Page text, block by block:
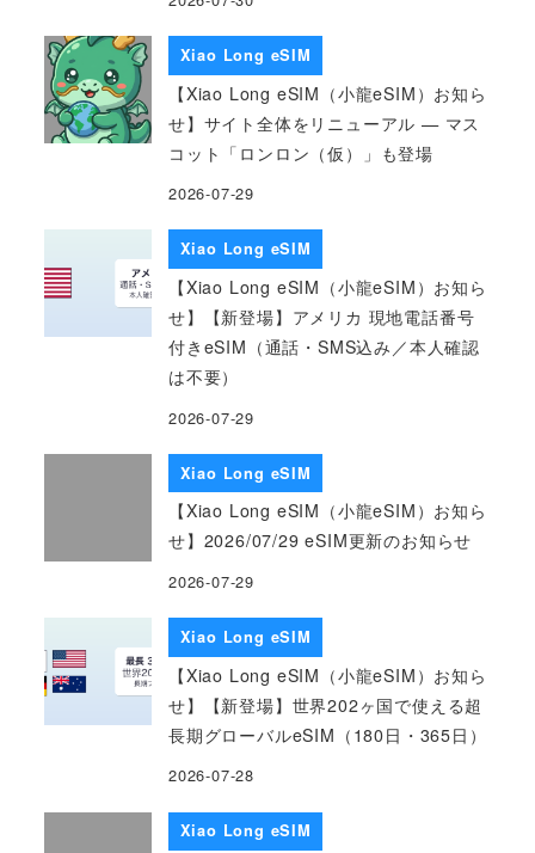
Xiao Long eSIM
【Xiao Long eSIM（小龍eSIM）お知ら
せ】サイト全体をリニューアル — マス
コット「ロンロン（仮）」も登場
2026-07-29
Xiao Long eSIM
【Xiao Long eSIM（小龍eSIM）お知ら
せ】【新登場】アメリカ 現地電話番号
付きeSIM（通話・SMS込み／本人確認
は不要）
2026-07-29
Xiao Long eSIM
【Xiao Long eSIM（小龍eSIM）お知ら
せ】2026/07/29 eSIM更新のお知らせ
2026-07-29
Xiao Long eSIM
【Xiao Long eSIM（小龍eSIM）お知ら
せ】【新登場】世界202ヶ国で使える超
長期グローバルeSIM（180日・365日）
2026-07-28
Xiao Long eSIM